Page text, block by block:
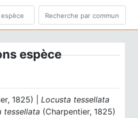
espèce
1825) |Locusta tessellata
tessellata (Charpentier, 1825)